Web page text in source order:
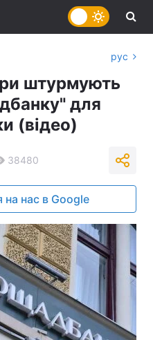
рус
штурмують
для
(відео)
38480
на нас в Google